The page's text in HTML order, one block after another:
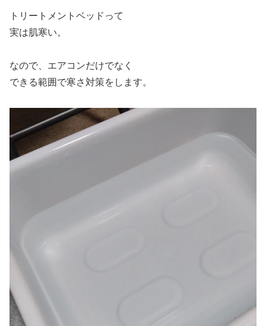
トリートメントベッドって
実は肌寒い。
なので、エアコンだけでなく
できる範囲で寒さ対策をします。